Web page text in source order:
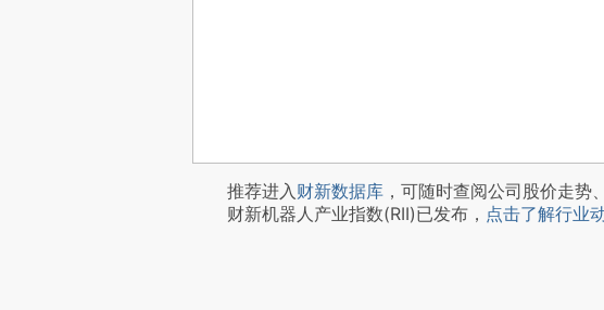
推荐进入财新数据库 ，可随时查阅公司股价走势
财新机器人产业指数(RII)已发布， 点击了解行业